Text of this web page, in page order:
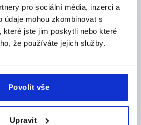
pro sociální média, inzerci a
údaje mohou zkombinovat s
jste jim poskytli nebo které
že používáte jejich služby.
Povolit vše
Upravit